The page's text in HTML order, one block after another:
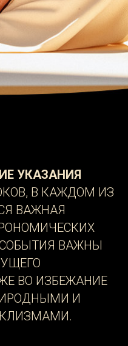
УКАЗАНИЯ
В КАЖДОМ ИЗ
ВАЖНАЯ
ВАЖНЫ
ВО ИЗБЕЖАНИЕ
И